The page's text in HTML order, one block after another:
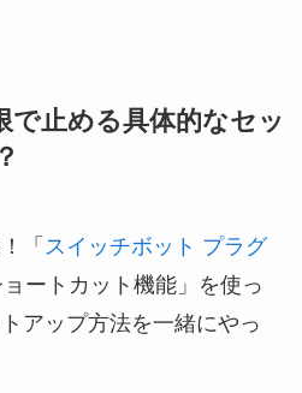
で止める具体的なセッ
「 スイッチボット プラグ
ートカット機能」を使っ
アップ方法を一緒にやっ